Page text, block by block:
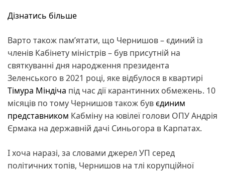
Дізнатись більше
Варто також пам’ятати, що Чернишов – єдиний із
членів Кабінету міністрів – був присутній на
святкуванні дня народження президента
Зеленського в 2021 році, яке відбулося в квартирі
Тімура Міндіча під час дії карантинних обмежень. 10
місяців по тому Чернишов також бувєдиним
представником Кабміну на ювілеї голови ОПУ Андрія
Єрмака на державній дачі Синьогора в Карпатах.
І хоча наразі, за словами джерел УП серед
політичних топів, Чернишов на тлі корупційної